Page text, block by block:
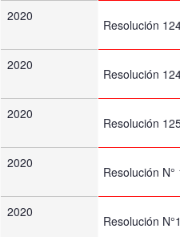
2020
Resolución
2020
Resolución
2020
Resolución
2020
Resolución
2020
Resolución